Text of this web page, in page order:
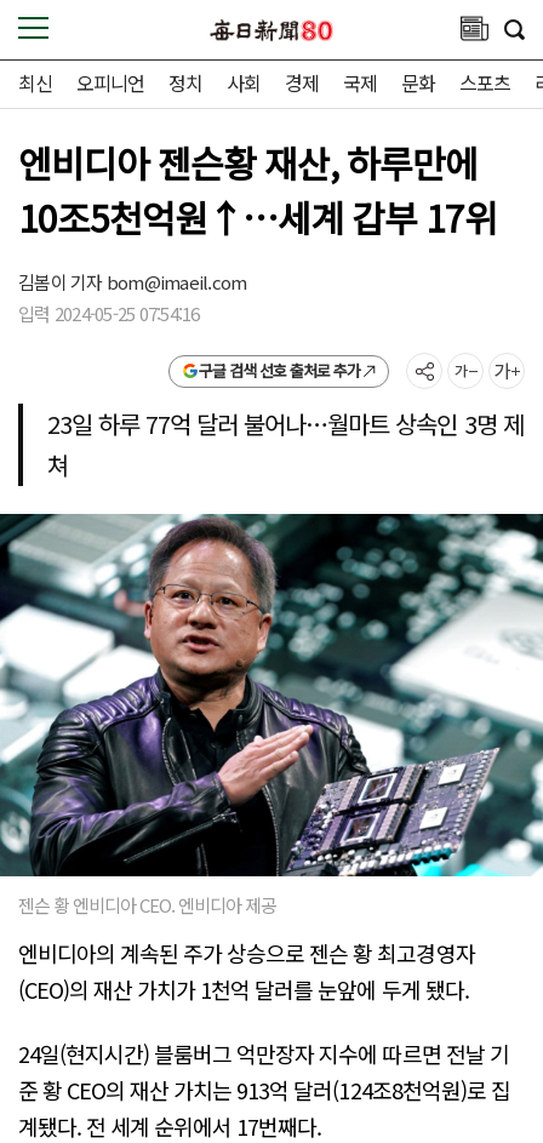
최신 오피니언 정치 사회 경제 국제 문화 스포츠
엔비디아 젠슨황 재산, 하루만에
10조5천억원↑…세계 갑부 17위
김봄이 기자bom@imaeil.com
입력 2024-05-25 07:54:16
구글 검색 선호 출처로 추가
23일 하루 77억 달러 불어나…월마트 상속인 3명 제
쳐
젠슨 황 엔비디아 CEO. 엔비디아 제공
엔비디아의 계속된 주가 상승으로 젠슨 황 최고경영자
(CEO)의 재산 가치가 1천억 달러를 눈앞에 두게 됐다.
24일(현지시간) 블룸버그 억만장자 지수에 따르면 전날 기
준 황 CEO의 재산 가치는 913억 달러(124조8천억원)로 집
계됐다. 전 세계 순위에서 17번째다.